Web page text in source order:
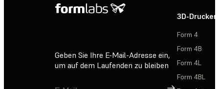
Geben Sie Ihre E-Mail-Adresse ein,
um auf dem Laufenden zu bleiben
Registrieren
3D-Drucker
Form 4
Form 4B
Form 4L
Form 4BL